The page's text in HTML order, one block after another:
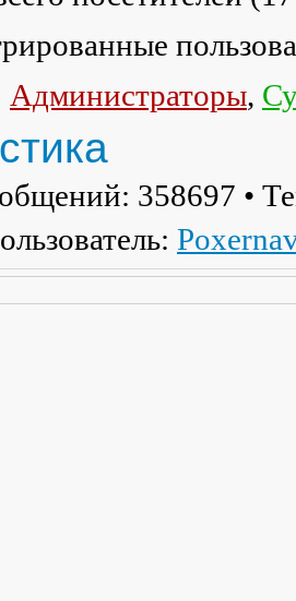
Администраторы,
358697 •